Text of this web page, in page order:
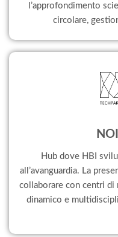
l’approfondimento
circolare,
Hub dove HBI
all’avanguardia. La
collaborare con centri di
dinamico e